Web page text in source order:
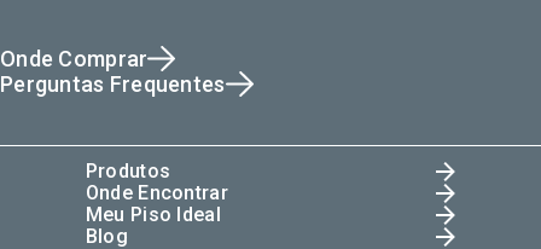
Onde Comprar
Perguntas Frequentes
Produtos
Onde Encontrar
Meu Piso Ideal
Blog